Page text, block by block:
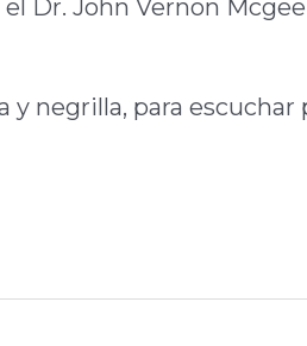
Dr. John Vernon
y negrilla, para